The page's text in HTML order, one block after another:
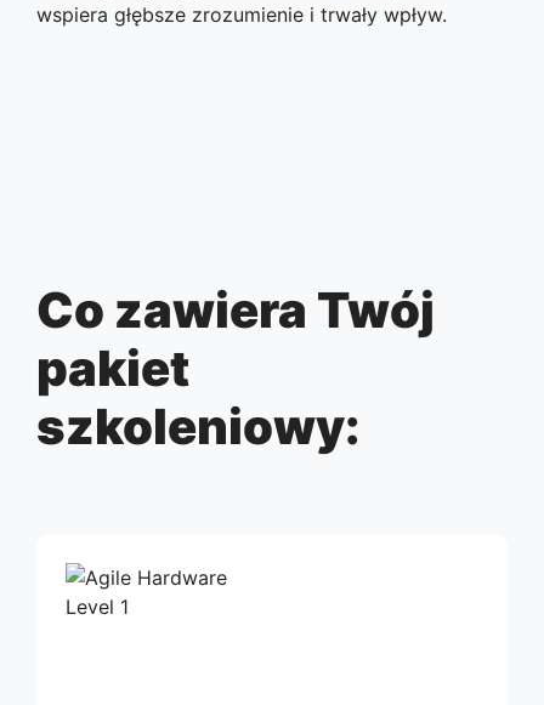
wspiera głębsze zrozumienie i trwały wpływ.
Co zawiera Twój
pakiet
szkoleniowy: